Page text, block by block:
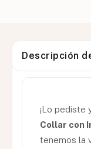
Descripción
¡Lo pediste
Collar con
tenemos la